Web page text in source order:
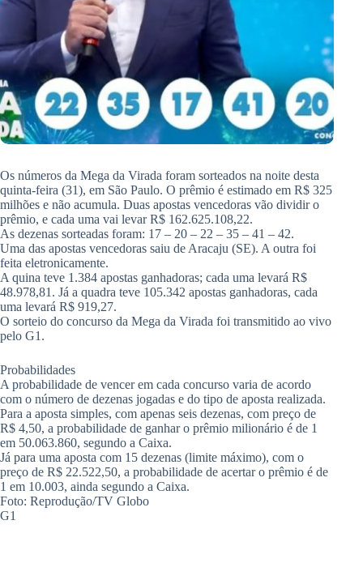
Os números da Mega da Virada foram sorteados na noite desta
quinta-feira (31), em São Paulo. O prêmio é estimado em R$ 325
milhões e não acumula. Duas apostas vencedoras vão dividir o
prêmio, e cada uma vai levar R$ 162.625.108,22.
As dezenas sorteadas foram: 17 – 20 – 22 – 35 – 41 – 42.
Uma das apostas vencedoras saiu de Aracaju (SE). A outra foi
feita eletronicamente.
A quina teve 1.384 apostas ganhadoras; cada uma levará R$
48.978,81. Já a quadra teve 105.342 apostas ganhadoras, cada
uma levará R$ 919,27.
O sorteio do concurso da Mega da Virada foi transmitido ao vivo
pelo G1.
Probabilidades
A probabilidade de vencer em cada concurso varia de acordo
com o número de dezenas jogadas e do tipo de aposta realizada.
Para a aposta simples, com apenas seis dezenas, com preço de
R$ 4,50, a probabilidade de ganhar o prêmio milionário é de 1
em 50.063.860, segundo a Caixa.
Já para uma aposta com 15 dezenas (limite máximo), com o
preço de R$ 22.522,50, a probabilidade de acertar o prêmio é de
1 em 10.003, ainda segundo a Caixa.
Foto: Reprodução/TV Globo
G1